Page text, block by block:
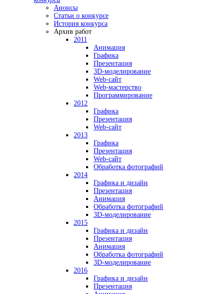
Анонсы
Статьи о конкурсе
История конкурса
Архив работ
2011
Анимация
Графика
Презентация
3D-моделирование
Web-сайт
Web-мастерство
Программирование
2012
Графика
Презентация
Web-сайт
2013
Графика
Презентация
Web-сайт
Обработка фотографий
2014
Графика и дизайн
Презентация
Анимация
Обработка фотографий
3D-моделирование
2015
Графика и дизайн
Презентация
Анимация
Обработка фотографий
3D-моделирование
2016
Графика и дизайн
Презентация